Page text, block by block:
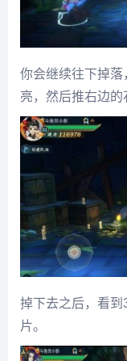
你会继续往下掉
亮，然后推右边的
掉下去之后，看
片。